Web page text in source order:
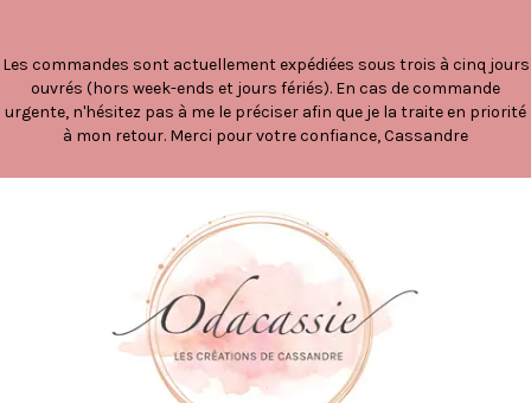
Les commandes sont actuellement expédiées sous trois à cinq jours
ouvrés (hors week-ends et jours fériés). En cas de commande
urgente, n'hésitez pas à me le préciser afin que je la traite en priorité
à mon retour. Merci pour votre confiance, Cassandre